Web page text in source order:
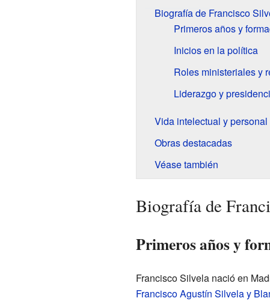
Biografía de Francisco
Primeros años y
Inicios en la política
Roles ministeriales y
Liderazgo y
Vida intelectual y personal
Obras destacadas
Véase también
Biografía de
Primeros años y
Francisco Silvela nació en
Francisco Agustín Silvela y